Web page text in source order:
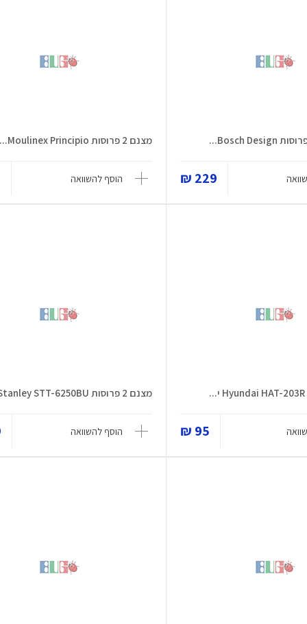
229 ₪
מצנם 2 פרוסות Moulinex Principio...
הוסף להשוואה
95 ₪
מצנם 2 פרוסות Stanley STT-6250BU...
הוסף להשוואה